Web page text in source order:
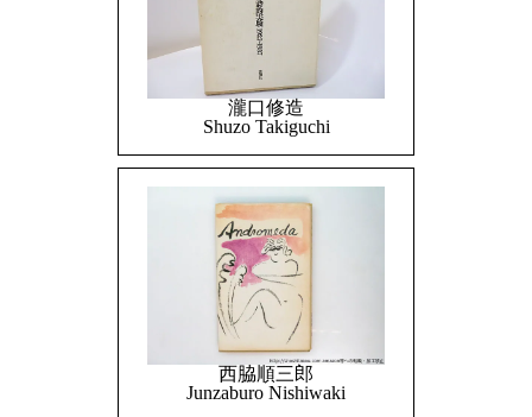
瀧口修造
Shuzo Takiguchi
西脇順三郎
Junzaburo Nishiwaki